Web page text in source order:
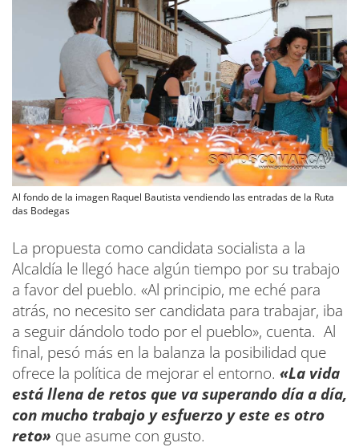
Al fondo de la imagen Raquel Bautista vendiendo las entradas de la Ruta
das Bodegas
La propuesta como candidata socialista a la
Alcaldía le llegó hace algún tiempo por su trabajo
a favor del pueblo. «Al principio, me eché para
atrás, no necesito ser candidata para trabajar, iba
a seguir dándolo todo por el pueblo», cuenta. Al
final, pesó más en la balanza la posibilidad que
ofrece la política de mejorar el entorno. «La vida
está llena de retos que va superando día a día,
con mucho trabajo y esfuerzo y este es otro
reto» que asume con gusto.